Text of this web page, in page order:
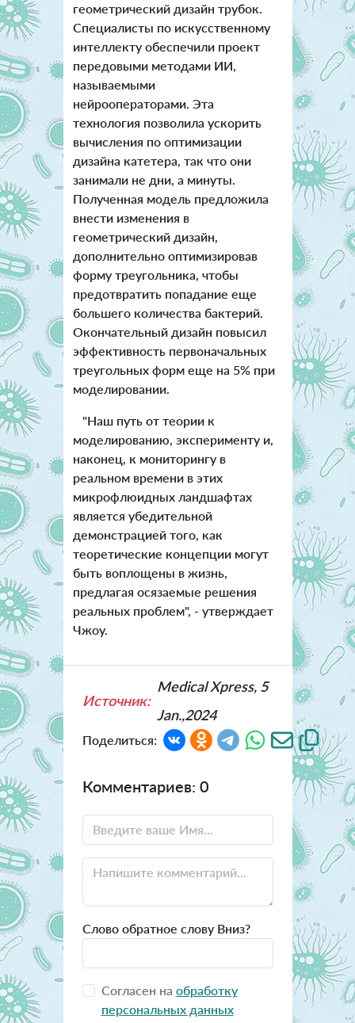
геометрический дизайн трубок.
Специалисты по искусственному
интеллекту обеспечили проект
передовыми методами ИИ,
называемыми
нейрооператорами. Эта
технология позволила ускорить
вычисления по оптимизации
дизайна катетера, так что они
занимали не дни, а минуты.
Полученная модель предложила
внести изменения в
геометрический дизайн,
дополнительно оптимизировав
форму треугольника, чтобы
предотвратить попадание еще
большего количества бактерий.
Окончательный дизайн повысил
эффективность первоначальных
треугольных форм еще на 5% при
моделировании.
"Наш путь от теории к
моделированию, эксперименту и,
наконец, к мониторингу в
реальном времени в этих
микрофлюидных ландшафтах
является убедительной
демонстрацией того, как
теоретические концепции могут
быть воплощены в жизнь,
предлагая осязаемые решения
реальных проблем", - утверждает
Чжоу.
Источник:
Medical Xpress, 5
Jan.,2024
Поделиться:
Комментариев: 0
Слово обратное слову Вниз?
Согласен на обработку
персональных данных